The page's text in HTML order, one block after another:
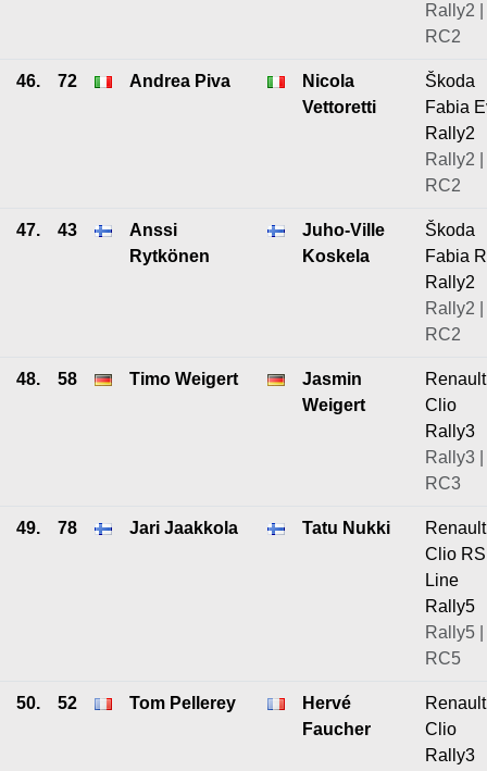
Rally2 |
RC2
46. 72 Andrea Piva
Nicola
Vettoretti
Škoda
Fabia
Rally2
Rally2 |
RC2
47. 43
Anssi
Rytkönen
Juho-Ville
Koskela
Škoda
Fabia
Rally2
Rally2 |
RC2
48. 58 Timo Weigert
Jasmin
Weigert
Renault
Clio
Rally3
Rally3 |
RC3
49. 78 Jari Jaakkola Tatu Nukki
Renault
Clio RS
Line
Rally5
Rally5 |
RC5
50. 52 Tom Pellerey
Hervé
Faucher
Renault
Clio
Rally3